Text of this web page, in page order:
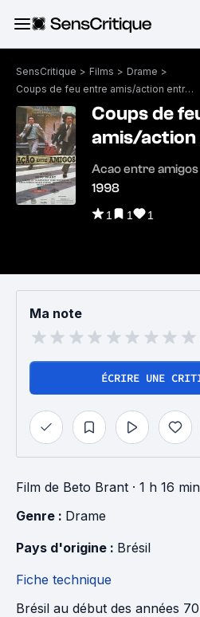
SensCritique > Films > Drame >
Coups de feu entre amis/action entre amis
Coups de
amis/
Acao entre amigos
1998
1 1 1
Ma note
ÉCRIRE UNE
Film de Beto Brant · 1 h 16 min
Genre : Drame
Pays d'origine : Brésil
Fiche technique
Brésil au début des années